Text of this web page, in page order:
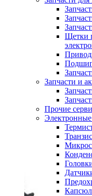
Щетки
Запчасти и
Прочие